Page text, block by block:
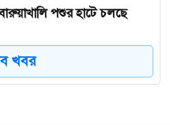
পশুর হাটে চলছে
অভিযানে এমপি
খবর